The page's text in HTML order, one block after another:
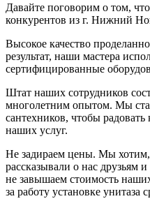
Давайте поговорим о том,
конкурентов из г. Нижний
Высокое качество
результат, наши мастера
сертифицированные
Штат наших сотрудников
многолетним опытом. Мы
сантехников, чтобы
наших услуг.
Не задираем цены. Мы
рассказывали о нас друзьям
не завышаем стоимость
за работу установке унитаза